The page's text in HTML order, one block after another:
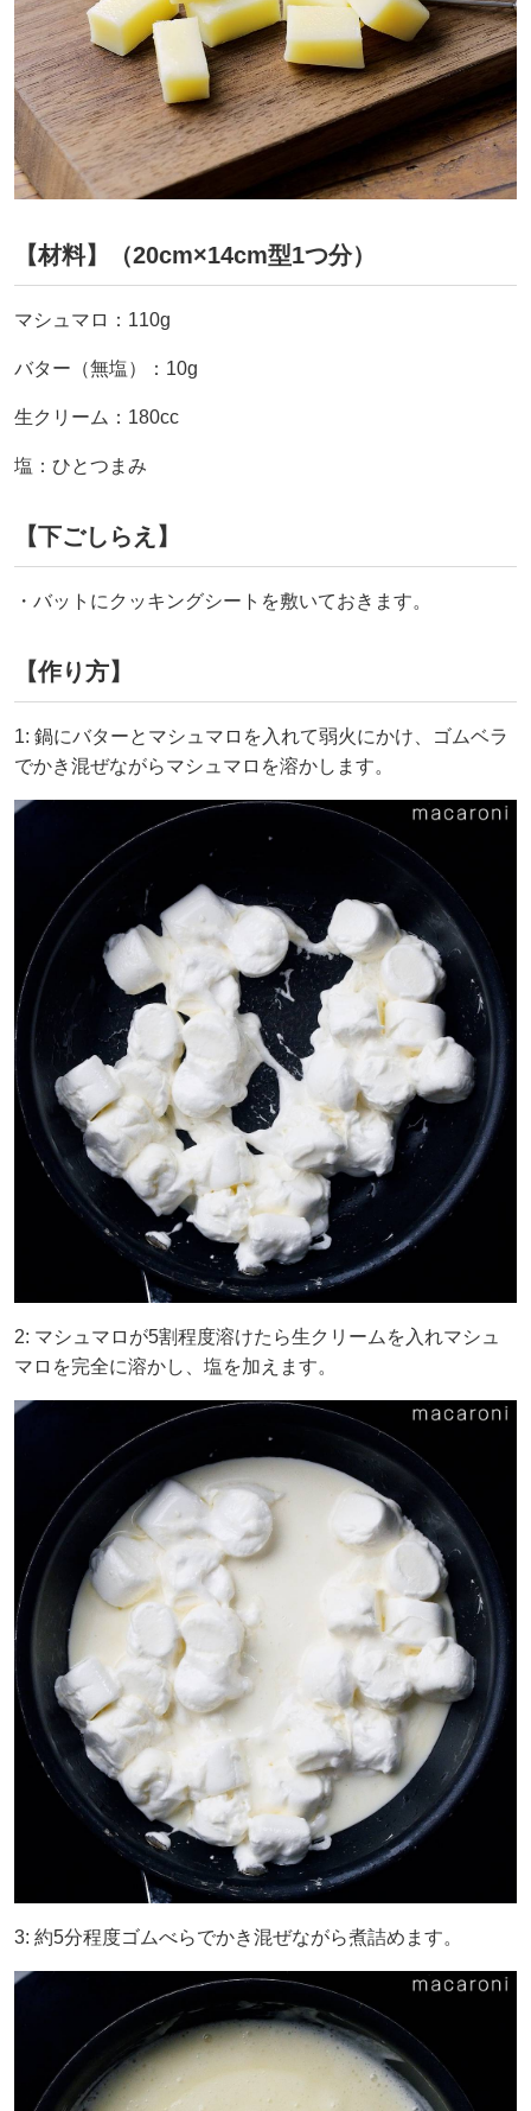
【材料】（20cm×14cm型1つ分）
マシュマロ：110g
バター（無塩）：10g
生クリーム：180cc
塩：ひとつまみ
【下ごしらえ】
・バットにクッキングシートを敷いておきます。
【作り方】
1: 鍋にバターとマシュマロを入れて弱火にかけ、ゴムベラ
でかき混ぜながらマシュマロを溶かします。
2: マシュマロが5割程度溶けたら生クリームを入れマシュ
マロを完全に溶かし、塩を加えます。
3: 約5分程度ゴムべらでかき混ぜながら煮詰めます。